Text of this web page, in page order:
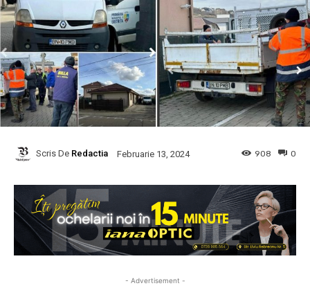
Scris De Redactia Februarie 13, 2024 0
908
- Advertisement -